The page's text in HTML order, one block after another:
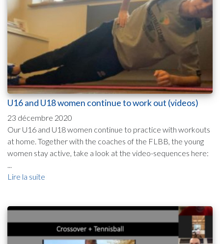
U16 and U18 women continue to work out (videos)
23 décembre 2020
Our U16 and U18 women continue to practice with workouts
at home. Together with the coaches of the FLBB, the young
women stay active, take a look at the video-sequences here:
Lire la suite